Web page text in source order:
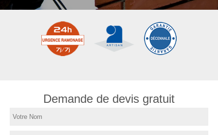
Demande de devis gratuit